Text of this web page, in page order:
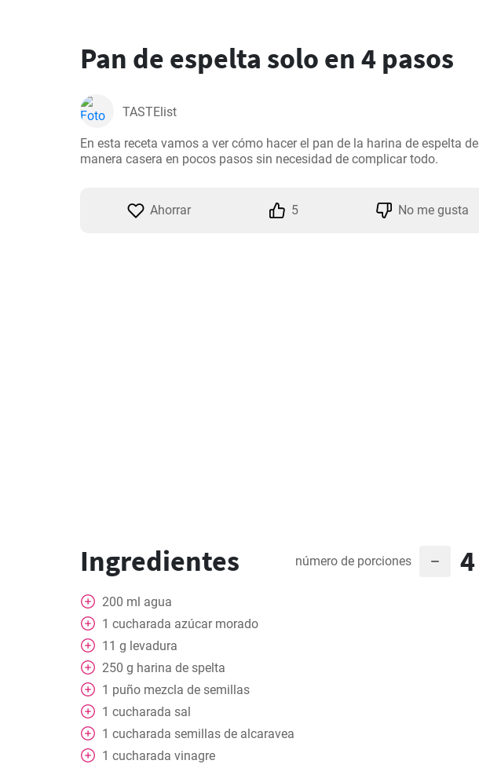
Pan de espelta solo en 4 pasos
TASTElist
En esta receta vamos a ver cómo hacer el pan de la harina de espelta de
manera casera en pocos pasos sin necesidad de complicar todo.
Ahorrar 5 No me gusta
Ingredientes número de porciones 4
200 ml agua
1 cucharada azúcar morado
11 g levadura
250 g harina de spelta
1 puño mezcla de semillas
1 cucharada sal
1 cucharada semillas de alcaravea
1 cucharada vinagre